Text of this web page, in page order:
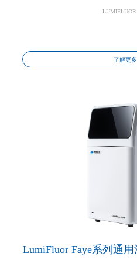
了解更多
LumiFluor Faye系列通